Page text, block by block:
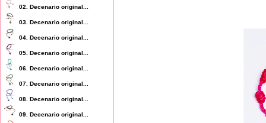
02. Decenario original...
03. Decenario original...
04. Decenario original...
05. Decenario original...
06. Decenario original...
07. Decenario original...
08. Decenario original...
09. Decenario original...